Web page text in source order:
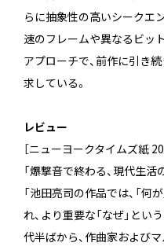
らに抽象性の高いシークエ
速のフレームや異なるビッ
アプローチで、前作に引き
求している。
レビュー
［ニューヨークタイムズ紙
「爆撃音で終わる、現代生活
「池田亮司の作品では、「何
れ、より重要な「なぜ」と
代半ばから、作曲家および